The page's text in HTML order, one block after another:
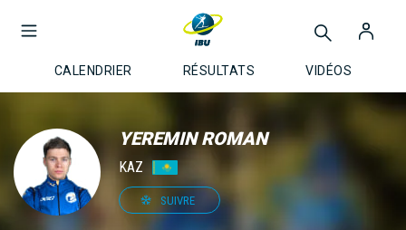
CALENDRIER RÉSULTATS VIDÉOS
YEREMIN ROMAN
KAZ
SUIVRE